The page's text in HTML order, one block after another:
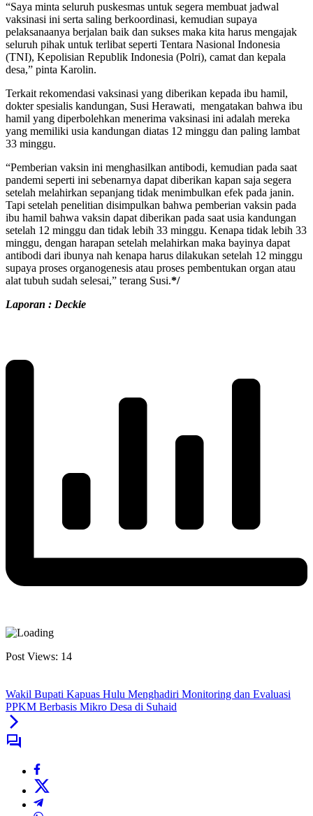
“Saya minta seluruh puskesmas untuk segera membuat jadwal
vaksinasi ini serta saling berkoordinasi, kemudian supaya
pelaksanaanya berjalan baik dan sukses maka kita harus mengajak
seluruh pihak untuk terlibat seperti Tentara Nasional Indonesia
(TNI), Kepolisian Republik Indonesia (Polri), camat dan kepala
desa,” pinta Karolin.
Terkait rekomendasi vaksinasi yang diberikan kepada ibu hamil,
dokter spesialis kandungan, Susi Herawati, mengatakan bahwa ibu
hamil yang diperbolehkan menerima vaksinasi ini adalah mereka
yang memiliki usia kandungan diatas 12 minggu dan paling lambat
33 minggu.
“Pemberian vaksin ini menghasilkan antibodi, kemudian pada saat
pandemi seperti ini sebenarnya dapat diberikan kapan saja segera
setelah melahirkan sepanjang tidak menimbulkan efek pada janin.
Tapi setelah penelitian disimpulkan bahwa pemberian vaksin pada
ibu hamil bahwa vaksin dapat diberikan pada saat usia kandungan
setelah 12 minggu dan tidak lebih 33 minggu. Kenapa tidak lebih 33
minggu, dengan harapan setelah melahirkan maka bayinya dapat
antibodi dari ibunya nah kenapa harus dilakukan setelah 12 minggu
supaya proses organogenesis atau proses pembentukan organ atau
alat tubuh sudah selesai,” terang Susi.*/
Laporan : Deckie
Post Views: 14
Wakil Bupati Kapuas Hulu Menghadiri Monitoring dan Evaluasi
PPKM Berbasis Mikro Desa di Suhaid